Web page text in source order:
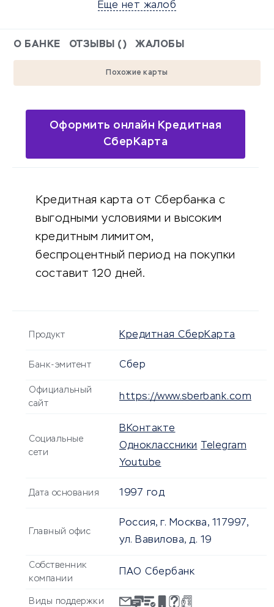
Еще нет жалоб
О БАНКЕ ОТЗЫВЫ () ЖАЛОБЫ
Похожие карты
Оформить онлайн Кредитная
СберКарта
Кредитная карта от Сбербанка с
выгодными условиями и высоким
кредитным лимитом,
беспроцентный период на покупки
составит 120 дней.
Продукт Кредитная СберКарта
Банк-эмитент Сбер
Официальный
сайт
https://www.sberbank.com
Социальные
сети
ВКонтакте
Одноклассники
Telegram
Youtube
Дата основания 1997 год
Главный офис
Россия, г. Москва, 117997,
ул. Вавилова, д. 19
Собственник
компании
ПАО Сбербанк
Виды поддержки